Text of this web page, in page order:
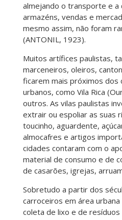
almejando o transporte e
armazéns, vendas e
mesmo assim, não foram
(ANTONIL, 1923).
Muitos artífices paulistas,
marceneiros, oleiros,
ficarem mais próximos dos
urbanos, como Vila Rica
outros. As vilas paulistas
extrair ou espoliar as suas
toucinho, aguardente,
almocafres e artigos
cidades contaram com o
material de consumo e de
de casarões, igrejas,
Sobretudo a partir dos
carroceiros em área
coleta de lixo e de